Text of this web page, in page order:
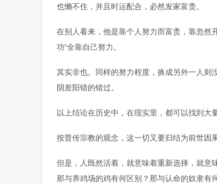
也懒不住，并且时运配合，必然发家富贵。
在别人看来，他是靠个人努力而富贵，靠忽然
功”全靠自己努力。
其实非也。同样的努力程度，换成另外一人
阴差阳错的错过。
以上结论在历史中，在现实里，都可以找到大
按普传宗教的观念，这一切又要归结为前世因
但是，人既然活着，就意味着重新选择，就
那与养鸡场的鸡有何区别？那与认命的奴隶有